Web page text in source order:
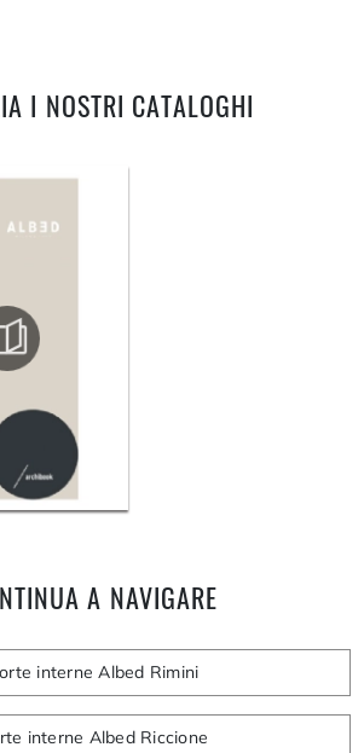
I NOSTRI CATALOGHI
A NAVIGARE
interne Albed Rimini
interne Albed Riccione